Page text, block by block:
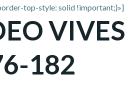
top-style: solid !important;}»]
VIVES
182